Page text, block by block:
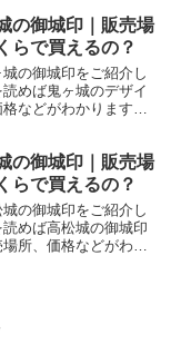
い。の御城印｜販売場
らで買えるの？
の御城印をご紹介し
めば鬼ヶ城のデザイ
などがわかります。
の御城印｜販売場
らで買えるの？
の御城印をご紹介し
めば高松城の御城印
所、価格などがわか